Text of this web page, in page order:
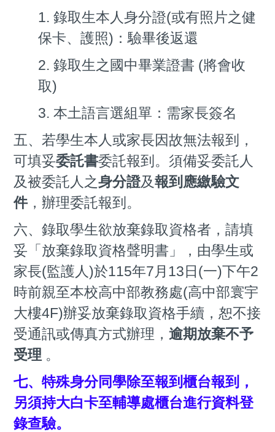
1. 錄取生本人身分證(或有照片之健
保卡、護照)：驗畢後返還
2. 錄取生之國中畢業證書 (將會收
取)
3. 本土語言選組單：需家長簽名
五、若學生本人或家長因故無法報到，
可填妥委託書委託報到。須備妥委託人
及被委託人之身分證及報到應繳驗文
件，辦理委託報到。
六、錄取學生欲放棄錄取資格者，請填
妥「放棄錄取資格聲明書」，由學生或
家長(監護人)於115年7月13日(一)下午2
時前親至本校高中部教務處(高中部寰宇
大樓4F)辦妥放棄錄取資格手續，恕不接
受通訊或傳真方式辦理， 逾期放棄不予
受理 。
七、特殊身分同學除至報到櫃台報到，
另須持大白卡至輔導處櫃台進行資料登
錄查驗。